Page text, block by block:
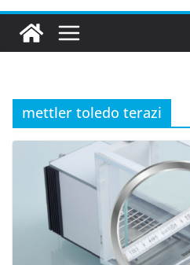
mettler toledo terazi